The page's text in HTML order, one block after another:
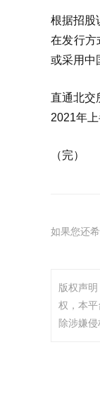
根据招股
在发行方
或采用中
直通北交
2021年
（完）
如果您还
版权声
权，本
除涉嫌侵